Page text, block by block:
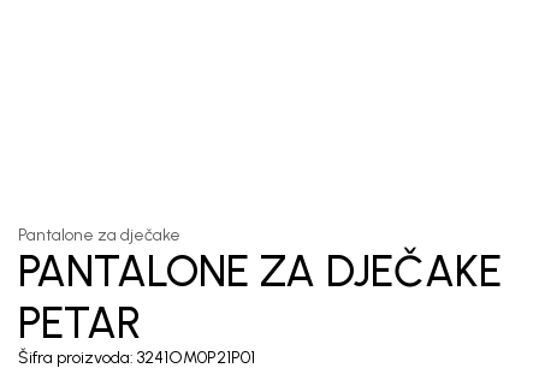
Pantalone za dječake
PANTALONE ZA DJEČAKE
PETAR
Šifra proizvoda: 3241OM0P21P01